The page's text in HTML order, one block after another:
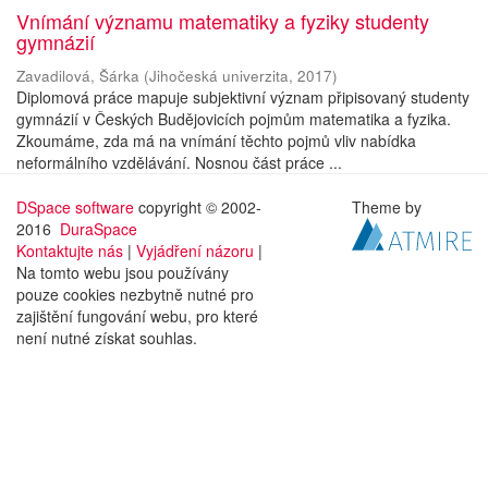
Vnímání významu matematiky a fyziky studenty
gymnázií
Zavadilová, Šárka (Jihočeská univerzita, 2017)
Diplomová práce mapuje subjektivní význam připisovaný studenty
gymnázií v Českých Budějovicích pojmům matematika a fyzika.
Zkoumáme, zda má na vnímání těchto pojmů vliv nabídka
neformálního vzdělávání. Nosnou část práce ...
DSpace software copyright © 2002-
2016 DuraSpace
Kontaktujte nás | Vyjádření názoru |
Na tomto webu jsou používány
pouze cookies nezbytně nutné pro
zajištění fungování webu, pro které
není nutné získat souhlas.
Theme by